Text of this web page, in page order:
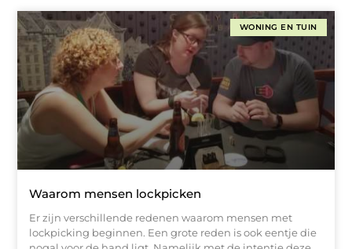
WONING EN TUIN
Waarom mensen lockpicken
Er zijn verschillende redenen waarom mensen met
lockpicking beginnen. Een grote reden is ook eentje die